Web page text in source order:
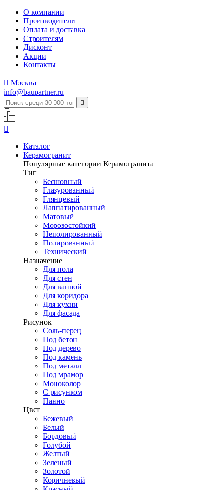
О компании
Производители
Оплата и доставка
Строителям
Дисконт
Акции
Контакты
 Москва
info@baupartner.ru


Каталог
Керамогранит
Популярные категории Керамогранита
Тип
Бесшовный
Глазурованный
Глянцевый
Лаппатированный
Матовый
Морозостойкий
Неполированный
Полированный
Технический
Назначение
Для пола
Для стен
Для ванной
Для коридора
Для кухни
Для фасада
Рисунок
Соль-перец
Под бетон
Под дерево
Под камень
Под металл
Под мрамор
Моноколор
С рисунком
Панно
Цвет
Бежевый
Белый
Бордовый
Голубой
Желтый
Зеленый
Золотой
Коричневый